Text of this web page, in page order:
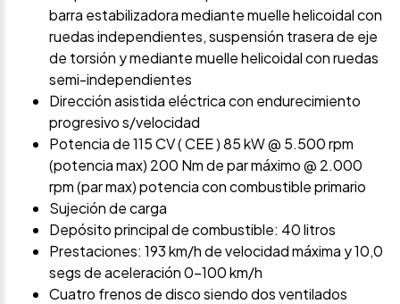
barra estabilizadora mediante muelle helicoidal con
ruedas independientes, suspensión trasera de eje
de torsión y mediante muelle helicoidal con ruedas
semi-independientes
Dirección asistida eléctrica con endurecimiento
progresivo s/velocidad
Potencia de 115 CV ( CEE ) 85 kW @ 5.500 rpm
(potencia max) 200 Nm de par máximo @ 2.000
rpm (par max) potencia con combustible primario
Sujeción de carga
Depósito principal de combustible: 40 litros
Prestaciones: 193 km/h de velocidad máxima y 10,0
segs de aceleración 0-100 km/h
Cuatro frenos de disco siendo dos ventilados